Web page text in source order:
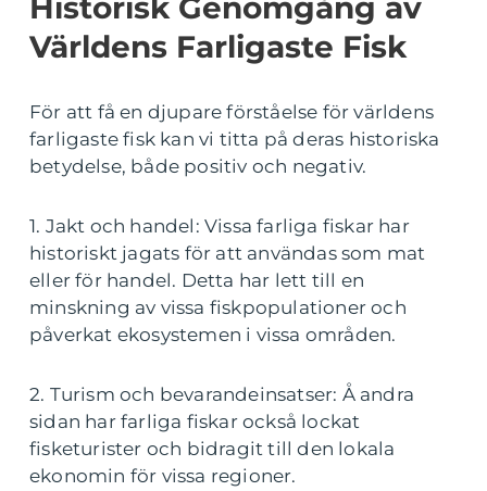
Historisk Genomgång av
Världens Farligaste Fisk
För att få en djupare förståelse för världens
farligaste fisk kan vi titta på deras historiska
betydelse, både positiv och negativ.
1. Jakt och handel: Vissa farliga fiskar har
historiskt jagats för att användas som mat
eller för handel. Detta har lett till en
minskning av vissa fiskpopulationer och
påverkat ekosystemen i vissa områden.
2. Turism och bevarandeinsatser: Å andra
sidan har farliga fiskar också lockat
fisketurister och bidragit till den lokala
ekonomin för vissa regioner.